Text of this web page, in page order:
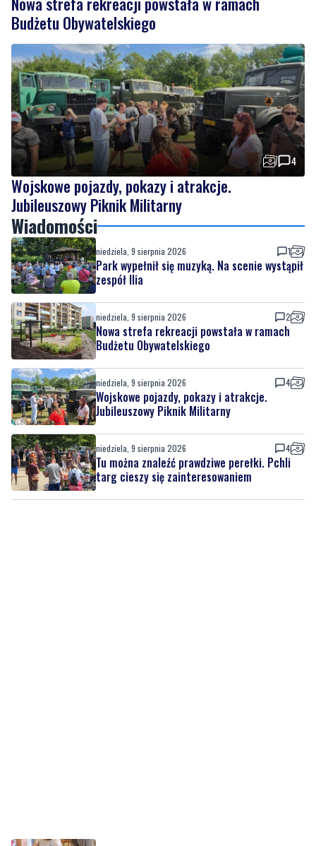
Budżetu Obywatelskiego
4
Wojskowe pojazdy, pokazy i atrakcje.
Jubileuszowy Piknik Militarny
Wiadomości
niedziela, 9 sierpnia 2026 1
Park wypełnił się muzyką. Na scenie wystąpił
zespół Ilia
niedziela, 9 sierpnia 2026 2
Nowa strefa rekreacji powstała w ramach
Budżetu Obywatelskiego
niedziela, 9 sierpnia 2026 4
Wojskowe pojazdy, pokazy i atrakcje.
Jubileuszowy Piknik Militarny
niedziela, 9 sierpnia 2026 4
Tu można znaleźć prawdziwe perełki. Pchli
targ cieszy się zainteresowaniem